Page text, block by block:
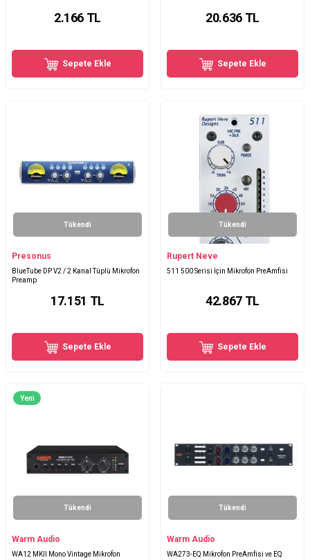
2.166 TL
Sepete Ekle
20.636TL
Sepete Ekle
Tükendi
Presonus
BlueTube DP V2 / 2 Kanal Tüplü Mikrofon
Preamp
17.151 TL
Sepete Ekle
Tükendi
Rupert Neve
511 500 Serisi İçin Mikrofon PreAmfisi
42.867TL
Sepete Ekle
Yeni
Tükendi
Warm Audio
WA12 MKII Mono Vintage Mikrofon
Tükendi
Warm Audio
WA273-EQ Mikrofon PreAmfisi ve EQ